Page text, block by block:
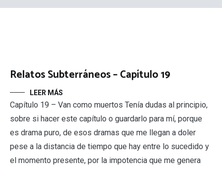
Relatos Subterráneos – Capítulo 19
LEER MÁS
Capítulo 19 – Van como muertos Tenía dudas al principio,
sobre si hacer este capítulo o guardarlo para mí, porque
es drama puro, de esos dramas que me llegan a doler
pese a la distancia de tiempo que hay entre lo sucedido y
el momento presente, por la impotencia que me genera